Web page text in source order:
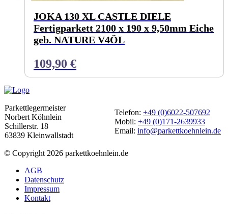
JOKA 130 XL CASTLE DIELE
Fertigparkett 2100 x 190 x 9,50mm Eiche
geb. NATURE V4ÖL
109,90 €
Parkettlegermeister
Norbert Köhnlein
Schillerstr. 18
63839 Kleinwallstadt
Telefon: +49 (0)6022-507692
Mobil: +49 (0)171-2639933
Email: info@parkettkoehnlein.de
© Copyright 2026 parkettkoehnlein.de
AGB
Datenschutz
Impressum
Kontakt